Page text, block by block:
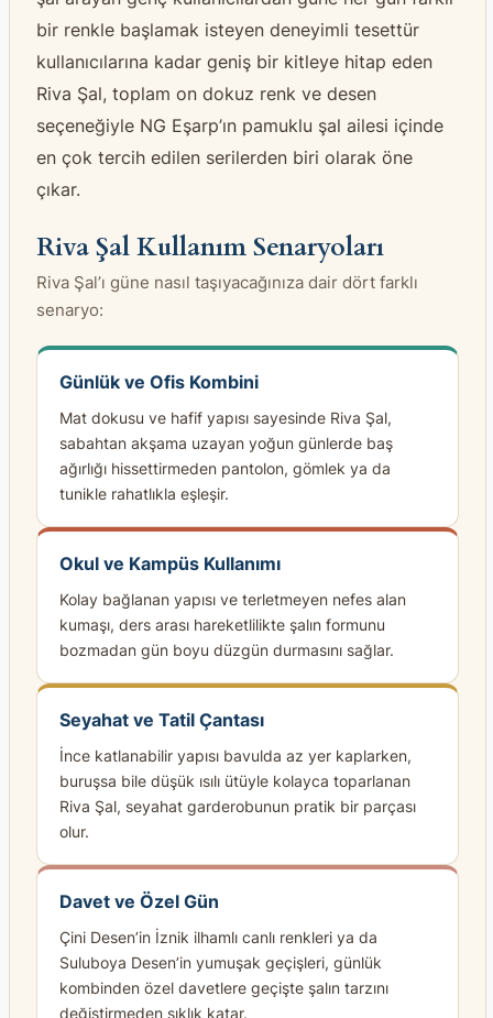
bir renkle başlamak isteyen deneyimli tesettür
kullanıcılarına kadar geniş bir kitleye hitap eden
Riva Şal, toplam on dokuz renk ve desen
seçeneğiyle NG Eşarp’ın pamuklu şal ailesi içinde
en çok tercih edilen serilerden biri olarak öne
çıkar.
Riva Şal Kullanım Senaryoları
Riva Şal’ı güne nasıl taşıyacağınıza dair dört farklı
senaryo:
Günlük ve Ofis Kombini
Mat dokusu ve hafif yapısı sayesinde Riva Şal,
sabahtan akşama uzayan yoğun günlerde baş
ağırlığı hissettirmeden pantolon, gömlek ya da
tunikle rahatlıkla eşleşir.
Okul ve Kampüs Kullanımı
Kolay bağlanan yapısı ve terletmeyen nefes alan
kumaşı, ders arası hareketlilikte şalın formunu
bozmadan gün boyu düzgün durmasını sağlar.
Seyahat ve Tatil Çantası
İnce katlanabilir yapısı bavulda az yer kaplarken,
buruşsa bile düşük ısılı ütüyle kolayca toparlanan
Riva Şal, seyahat garderobunun pratik bir parçası
olur.
Davet ve Özel Gün
Çini Desen’in İznik ilhamlı canlı renkleri ya da
Suluboya Desen’in yumuşak geçişleri, günlük
kombinden özel davetlere geçişte şalın tarzını
değiştirmeden şıklık katar.